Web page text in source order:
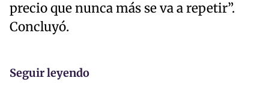
precio que nunca más se va a repetir”.
Concluyó.
Seguir leyendo